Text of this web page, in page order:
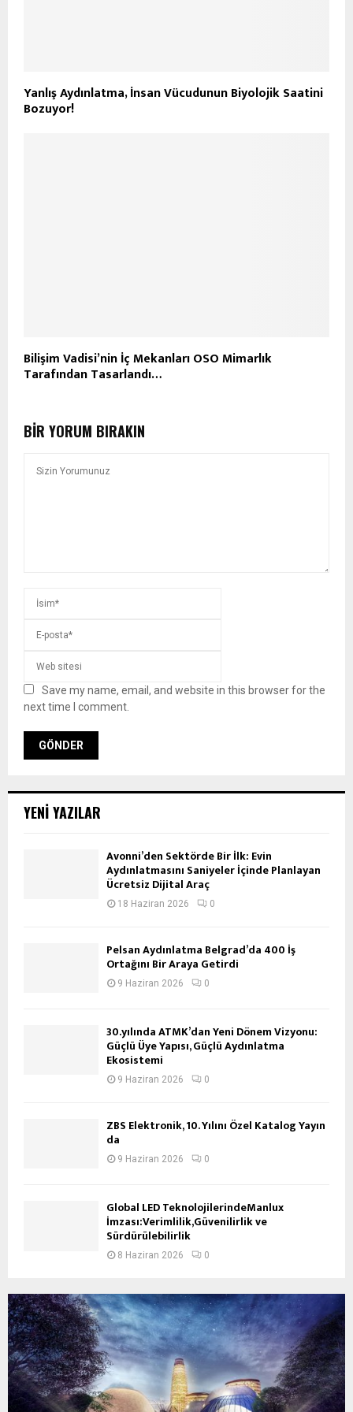
Yanlış Aydınlatma, İnsan Vücudunun Biyolojik Saatini
Bozuyor!
Bilişim Vadisi’nin İç Mekanları OSO Mimarlık
Tarafından Tasarlandı…
BIR YORUM BIRAKIN
Save my name, email, and website in this browser for the
next time I comment.
YENI YAZILAR
Avonni’den Sektörde Bir İlk: Evin
Aydınlatmasını Saniyeler İçinde Planlayan
Ücretsiz Dijital Araç
18 Haziran 2026 0
Pelsan Aydınlatma Belgrad’da 400 İş
Ortağını Bir Araya Getirdi
9 Haziran 2026 0
30.yılında ATMK’dan Yeni Dönem Vizyonu:
Güçlü Üye Yapısı, Güçlü Aydınlatma
Ekosistemi
9 Haziran 2026 0
ZBS Elektronik, 10. Yılını Özel Katalog Yayın
da
9 Haziran 2026 0
Global LED TeknolojilerindeManlux
İmzası:Verimlilik,Güvenilirlik ve
Sürdürülebilirlik
8 Haziran 2026 0